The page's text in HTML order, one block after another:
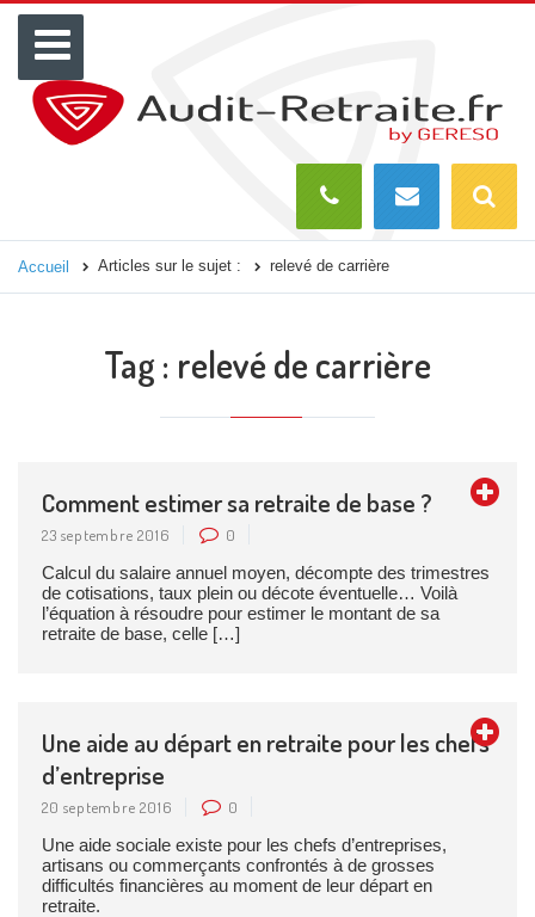
Menu
Accueil Articles sur le sujet : relevé de carrière
Tag : relevé de carrière
Comment estimer sa retraite de base ?
23 septembre 2016 0
Calcul du salaire annuel moyen, décompte des trimestres
de cotisations, taux plein ou décote éventuelle… Voilà
l’équation à résoudre pour estimer le montant de sa
retraite de base, celle […]
Une aide au départ en retraite pour les chefs
d’entreprise
20 septembre 2016 0
Une aide sociale existe pour les chefs d’entreprises,
artisans ou commerçants confrontés à de grosses
difficultés financières au moment de leur départ en
retraite.